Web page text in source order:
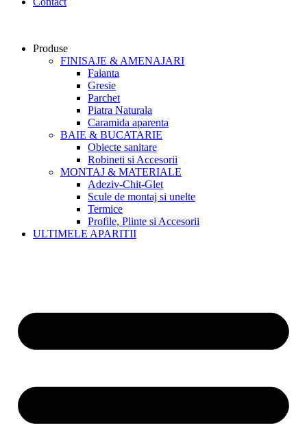
Produse
FINISAJE & AMENAJARI
Faianta
Gresie
Parchet
Piatra Naturala
Caramida aparenta
BAIE & BUCATARIE
Obiecte sanitare
Robineti si Accesorii
MONTAJ & MATERIALE
Adeziv-Chit-Glet
Scule de montaj si unelte
Termice
Profile, Plinte si Accesorii
ULTIMELE APARITII